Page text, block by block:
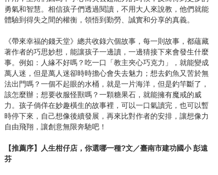
勇氣和智慧。相信孩子們透過閱讀，不用大人來說教，他們就能
體驗到得失之間的權衡，領悟到勤勞、誠實和分享的真義。
《帶來幸福的錢天堂》總共收錄六個故事，每一則故事，都蘊藏
著作者的巧思妙想，能讓孩子一邊讀，一邊猜接下來會發生什麼
事。例如：人緣不好嗎？吃一口「教主夾心巧克力」，就能變成
萬人迷，但是萬人迷卻時時擔心會失去魅力；想去釣魚又苦於無
法出門嗎？一個不起眼的水桶，就是一片海洋，但是釣竿斷了，
該怎麼辦；想要收服怪獸嗎？一顆糖果石，就能擁有魔戒的威
力。孩子倘佯在妙趣橫生的故事裡，可以一口氣讀完，也可以暫
時停下來，自己想像後續發展，再來比對作者的安排，讓想像力
自由飛翔，讓創意無限奔馳吧！
【推薦序】人生柑仔店，你選哪一種?文／臺南市建功國小 彭遠
芬